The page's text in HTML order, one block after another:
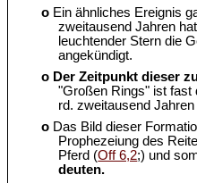
o Ein ähnliches Ereignis
zweitausend Jahren
leuchtender Stern die
angekündigt.
o Der Zeitpunkt dieser
"Großen Rings" ist fast
rd. zweitausend Jahren
o Das Bild dieser
Prophezeiung des
Pferd (Off 6,2;) und
deuten.